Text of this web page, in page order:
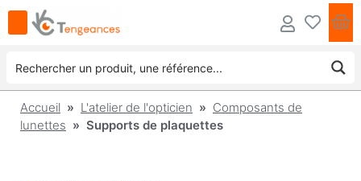
Accueil » L'atelier de l'opticien » Composants de
lunettes » Supports de plaquettes